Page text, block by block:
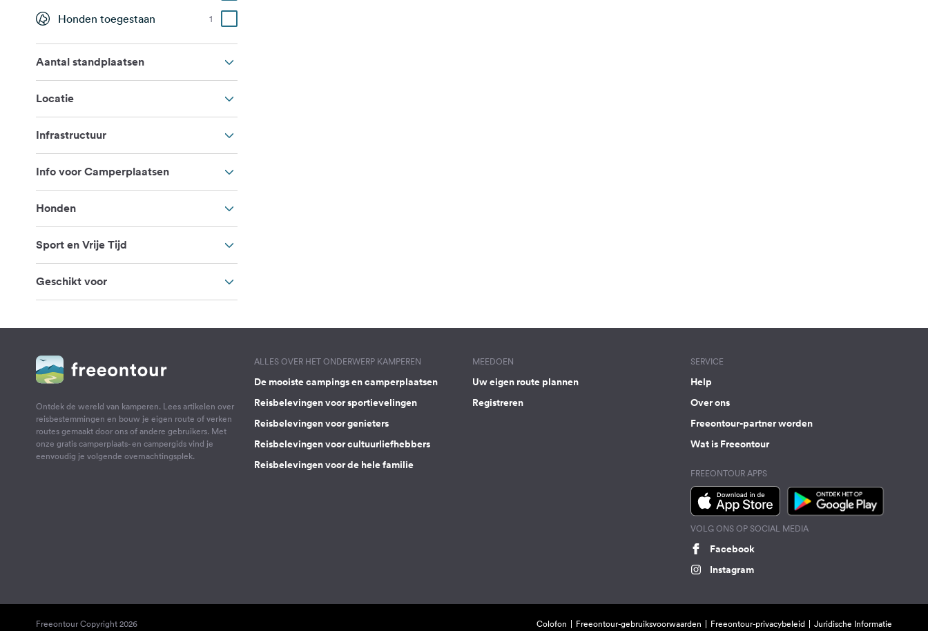
Honden toegestaan 1
Aantal standplaatsen
Locatie
Infrastructuur
Info voor Camperplaatsen
Honden
Sport en Vrije Tijd
Geschikt voor
Ontdek de wereld van kamperen. Lees artikelen over
reisbestemmingen en bouw je eigen route of verken
routes gemaakt door ons of andere gebruikers. Met
onze gratis camperplaats- en campergids vind je
eenvoudig je volgende overnachtingsplek.
ALLES OVER HET ONDERWERP KAMPEREN
De mooiste campings en camperplaatsen
Reisbelevingen voor sportievelingen
Reisbelevingen voor genieters
Reisbelevingen voor cultuurliefhebbers
Reisbelevingen voor de hele familie
MEEDOEN
Uw eigen route plannen
Registreren
SERVICE
Help
Over ons
Freeontour-partner worden
Wat is Freeontour
FREEONTOUR APPS
VOLG ONS OP SOCIAL MEDIA
Facebook
Instagram
Freeontour Copyright 2026 Colofon Freeontour-gebruiksvoorwaarden Freeontour-privacybeleid Juridische Informatie